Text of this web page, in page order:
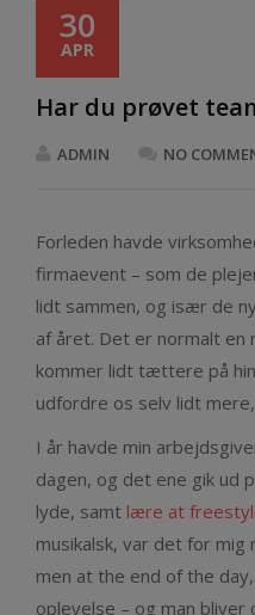
30
APR
Har du prøvet
ADMIN NO
Forleden havde
firmaevent – som de
lidt sammen, og især de
af året. Det er normalt en
kommer lidt tættere på
udfordre os selv lidt
I år havde min
dagen, og det ene gik ud
lyde, samt lære at
musikalsk, var det for
men at the end of the
oplevelse – og man